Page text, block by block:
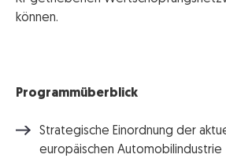
können.
Programmüberblick
Strategische Einordnung der
europäischen Automobilindustrie